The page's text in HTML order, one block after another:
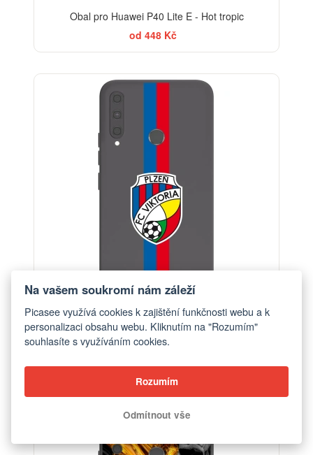
Obal pro Huawei P40 Lite E - Hot tropic
od 448 Kč
Obal pro Huawei P40 Lite E - FC Viktoria Plzeň H
Na vašem soukromí nám záleží
Picasee využívá cookies k zajištění funkčnosti webu a k
personalizaci obsahu webu. Kliknutím na "Rozumím"
souhlasíte s využíváním cookies.
Rozumím
Odmítnout vše